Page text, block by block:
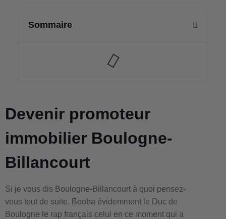
Sommaire
Devenir promoteur
immobilier Boulogne-
Billancourt
Si je vous dis Boulogne-Billancourt à quoi pensez-
vous tout de suite. Booba évidemment le Duc de
Boulogne le rap français celui en ce moment qui a